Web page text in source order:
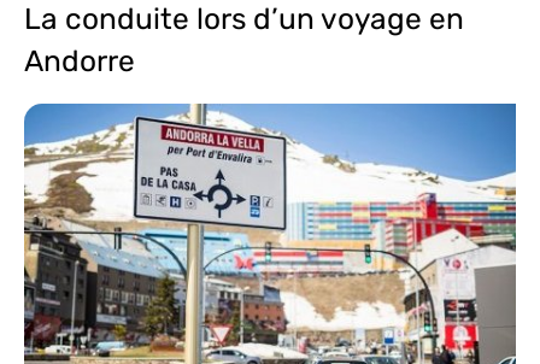
La conduite lors d’un voyage en
Andorre